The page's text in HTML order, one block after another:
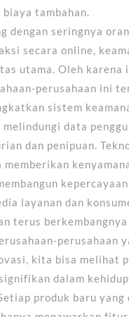
biaya tambahan.
dengan seringnya
secara online,
utama. Oleh karena
perusahaan ini
sistem
melindungi data
dan penipuan.
memberikan
layanan dan
terus
perusahaan
kita bisa melihat
dalam
produk baru yang